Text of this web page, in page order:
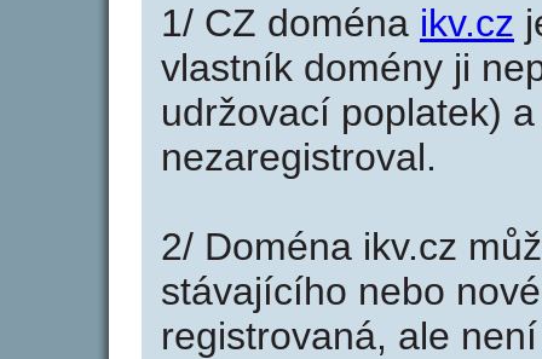
1/ CZ doména ikv.cz
vlastník domény ji
udržovací poplatek)
nezaregistroval.
2/ Doména ikv.cz
stávajícího nebo
registrovaná, ale